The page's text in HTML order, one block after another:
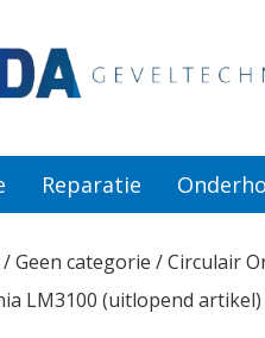
Reparatie
/Geen categorie / Circulair
LM3100 (uitlopend artikel)